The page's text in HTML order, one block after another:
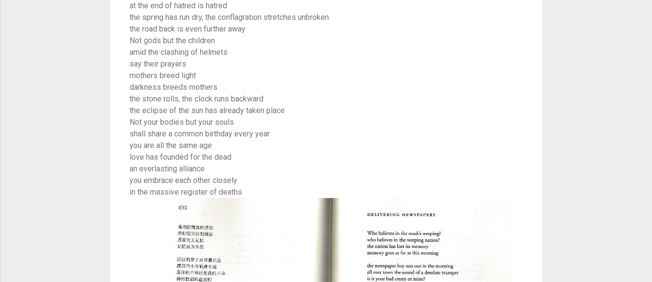
at the end of hatred is hatred
the spring has run dry, the conflagration stretches unbroken
the road back is even further away
Not gods but the children
amid the clashing of helmets
say their prayers
mothers breed light
darkness breeds mothers
the stone rolls, the clock runs backward
the eclipse of the sun has already taken place
Not your bodies but your souls
shall share a common birthday every year
you are all the same age
love has founded for the dead
an everlasting alliance
you embrace each other closely
in the massive register of deaths